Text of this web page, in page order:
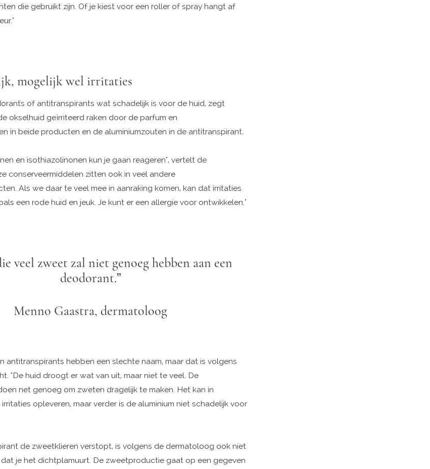
die gebruikt zijn. Of je kiest voor een roller of spray hangt af
mogelijk wel irritaties
of antitranspirants wat schadelijk is voor de huid, zegt
okselhuid geïrriteerd raken door de parfum en
in beide producten en de aluminiumzouten in de antitranspirant.
en isothiazolinonen kun je gaan reageren", vertelt de
conserveermiddelen zitten ook in veel andere
Als we daar te veel mee in aanraking komen, kan dat irritaties
een rode huid en jeuk. Je kunt er een allergie voor ontwikkelen."
veel zweet zal niet genoeg hebben aan een
deodorant.”
Menno Gaastra, dermatoloog
antitranspirants hebben een slechte naam, maar dat is volgens
"De huid droogt er wat van uit, maar niet te veel. De
net genoeg om zweten dragelijk te maken. Het kan in
opleveren, maar verder is de aluminium niet schadelijk voor
de zweetklieren verstopt, is volgens de dermatoloog ook niet
dat je het dichtplamuurt. De zweetproductie gaat op een gegeven